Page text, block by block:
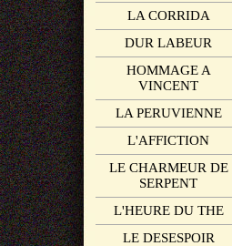
LA CORRIDA
DUR LABEUR
HOMMAGE A
VINCENT
LA PERUVIENNE
L'AFFICTION
LE CHARMEUR DE
SERPENT
L'HEURE DU THE
LE DESESPOIR